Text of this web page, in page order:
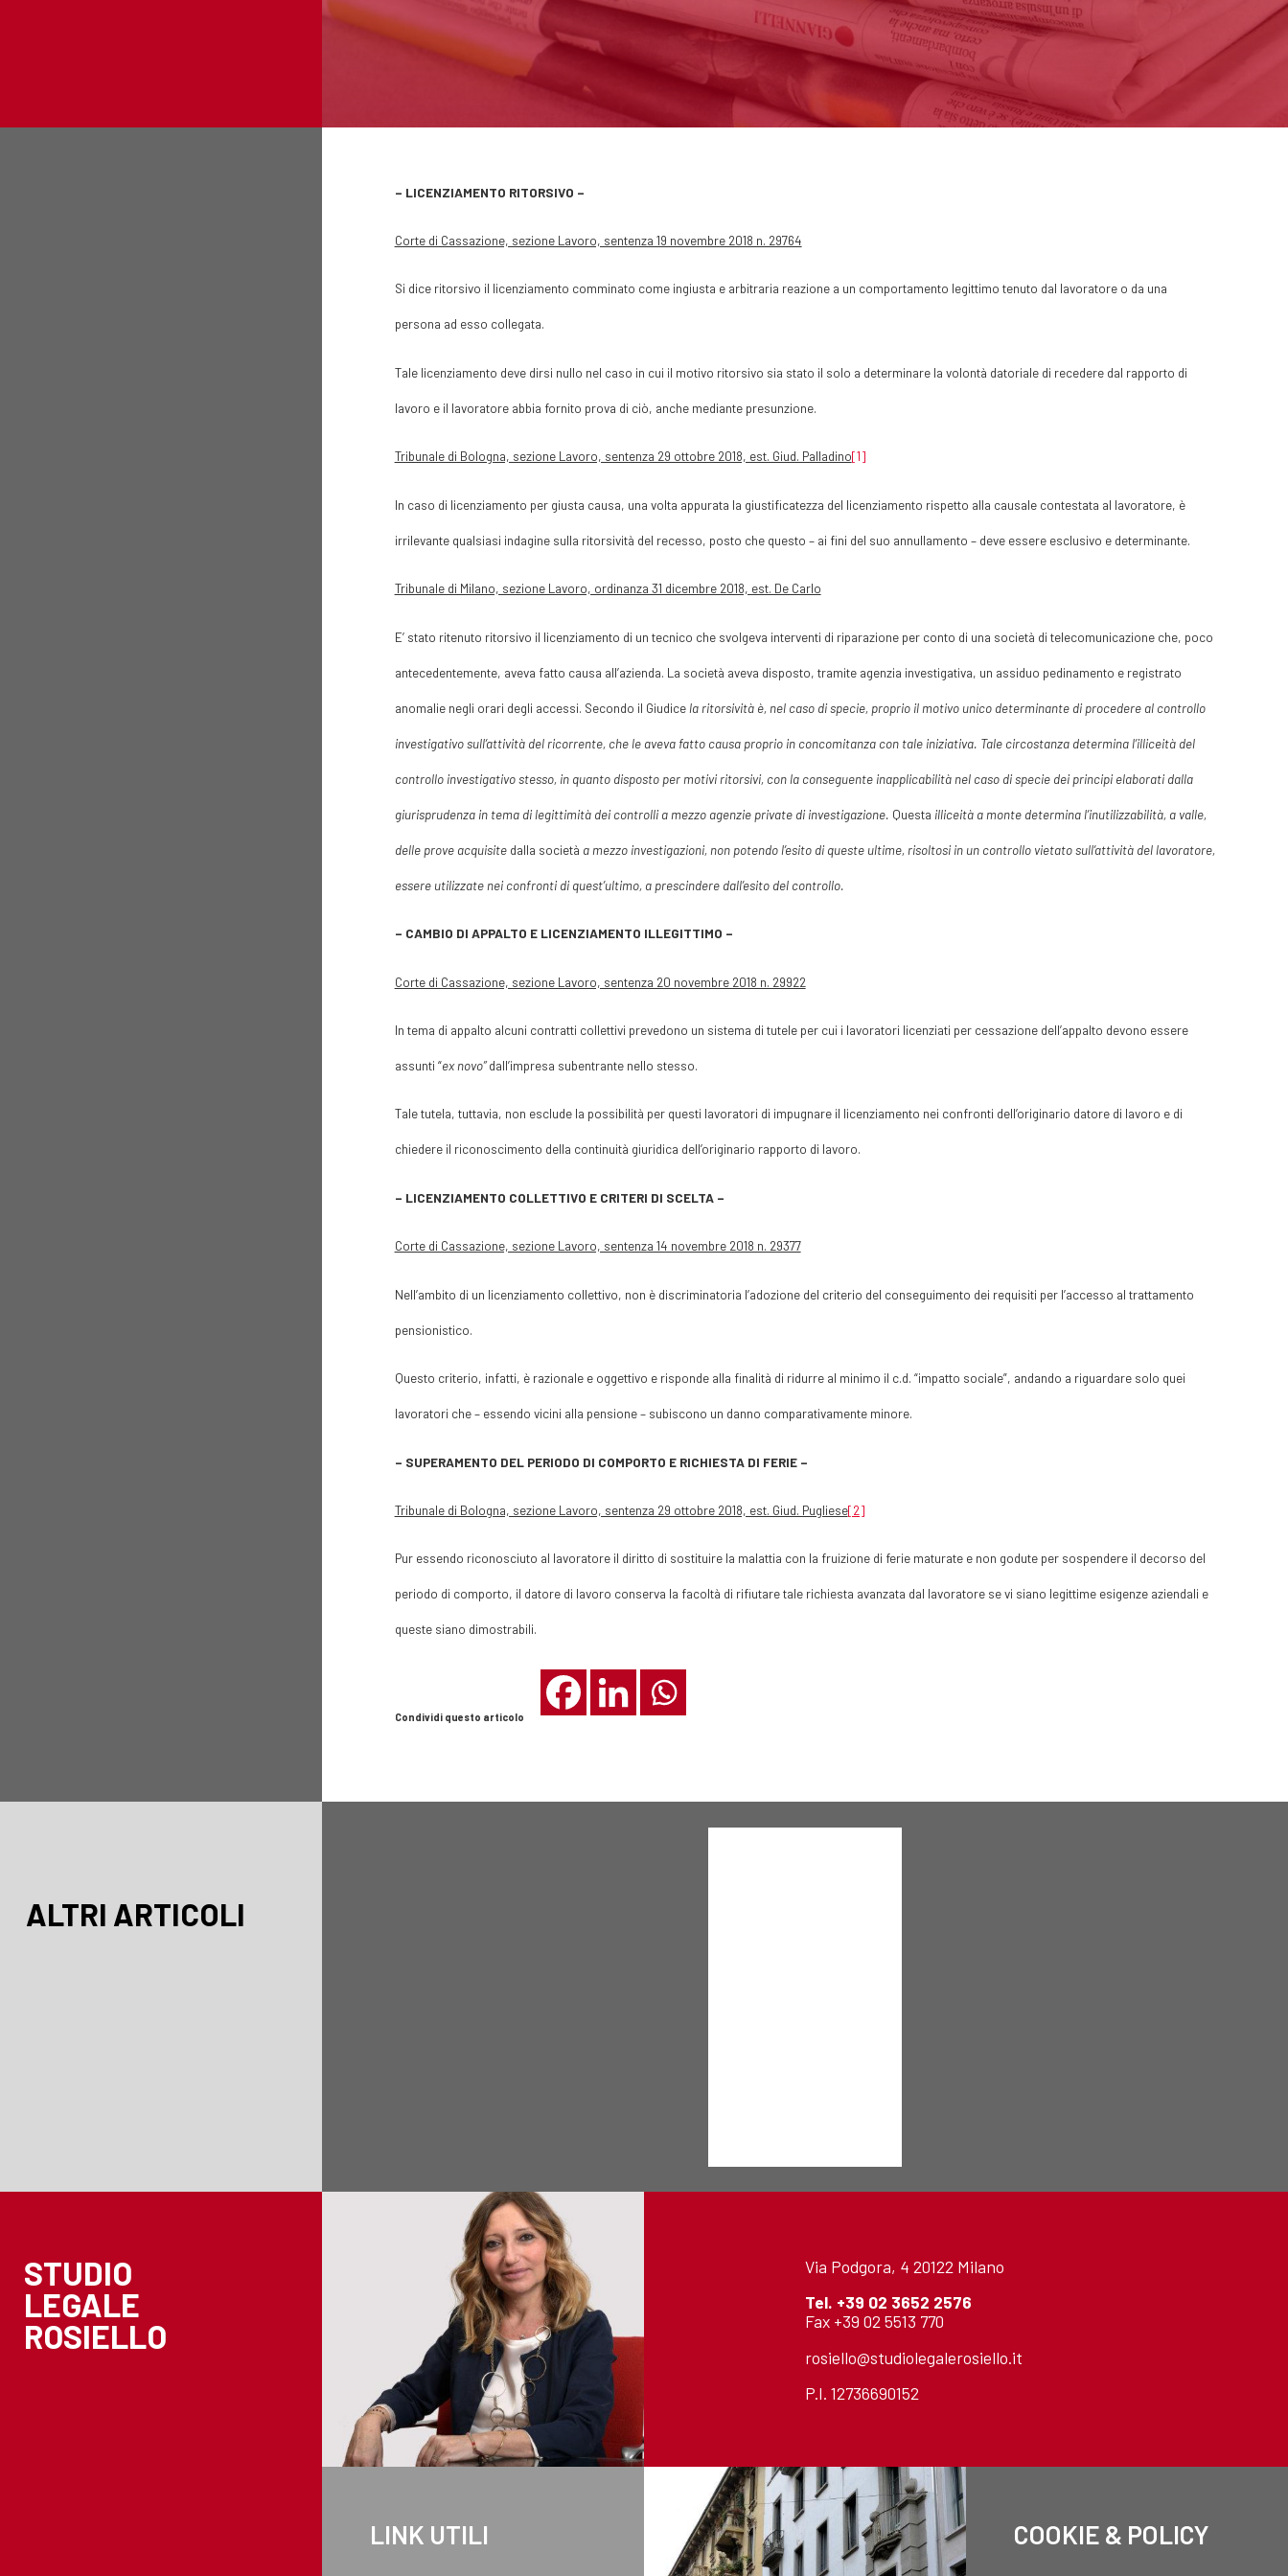
– LICENZIAMENTO RITORSIVO –
Corte di Cassazione, sezione Lavoro, sentenza 19 novembre 2018 n. 29764
Si dice ritorsivo il licenziamento comminato come ingiusta e arbitraria reazione a un comportamento legittimo tenuto dal lavoratore o da una
persona ad esso collegata.
Tale licenziamento deve dirsi nullo nel caso in cui il motivo ritorsivo sia stato il solo a determinare la volontà datoriale di recedere dal rapporto di
lavoro e il lavoratore abbia fornito prova di ciò, anche mediante presunzione.
Tribunale di Bologna, sezione Lavoro, sentenza 29 ottobre 2018, est. Giud. Palladino[1]
In caso di licenziamento per giusta causa, una volta appurata la giustificatezza del licenziamento rispetto alla causale contestata al lavoratore, è
irrilevante qualsiasi indagine sulla ritorsività del recesso, posto che questo – ai fini del suo annullamento – deve essere esclusivo e determinante.
Tribunale di Milano, sezione Lavoro, ordinanza 31 dicembre 2018, est. De Carlo
E’ stato ritenuto ritorsivo il licenziamento di un tecnico che svolgeva interventi di riparazione per conto di una società di telecomunicazione che, poco
antecedentemente, aveva fatto causa all’azienda. La società aveva disposto, tramite agenzia investigativa, un assiduo pedinamento e registrato
anomalie negli orari degli accessi. Secondo il Giudice la ritorsività è, nel caso di specie, proprio il motivo unico determinante di procedere al controllo
investigativo sull’attività del ricorrente, che le aveva fatto causa proprio in concomitanza con tale iniziativa. Tale circostanza determina l’illiceità del
controllo investigativo stesso, in quanto disposto per motivi ritorsivi, con la conseguente inapplicabilità nel caso di specie dei principi elaborati dalla
giurisprudenza in tema di legittimità dei controlli a mezzo agenzie private di investigazione. Questa illiceità a monte determina l’inutilizzabilità, a valle,
delle prove acquisite dalla società a mezzo investigazioni, non potendo l’esito di queste ultime, risoltosi in un controllo vietato sull’attività del lavoratore,
essere utilizzate nei confronti di quest’ultimo, a prescindere dall’esito del controllo.
– CAMBIO DI APPALTO E LICENZIAMENTO ILLEGITTIMO –
Corte di Cassazione, sezione Lavoro, sentenza 20 novembre 2018 n. 29922
In tema di appalto alcuni contratti collettivi prevedono un sistema di tutele per cui i lavoratori licenziati per cessazione dell’appalto devono essere
assunti “ex novo”dall’impresa subentrante nello stesso.
Tale tutela, tuttavia, non esclude la possibilità per questi lavoratori di impugnare il licenziamento nei confronti dell’originario datore di lavoro e di
chiedere il riconoscimento della continuità giuridica dell’originario rapporto di lavoro.
– LICENZIAMENTO COLLETTIVO E CRITERI DI SCELTA –
Corte di Cassazione, sezione Lavoro, sentenza 14 novembre 2018 n. 29377
Nell’ambito di un licenziamento collettivo, non è discriminatoria l’adozione del criterio del conseguimento dei requisiti per l’accesso al trattamento
pensionistico.
Questo criterio, infatti, è razionale e oggettivo e risponde alla finalità di ridurre al minimo il c.d. “impatto sociale”, andando a riguardare solo quei
lavoratori che – essendo vicini alla pensione – subiscono un danno comparativamente minore.
– SUPERAMENTO DEL PERIODO DI COMPORTO E RICHIESTA DI FERIE –
Tribunale di Bologna, sezione Lavoro, sentenza 29 ottobre 2018, est. Giud. Pugliese[2]
Pur essendo riconosciuto al lavoratore il diritto di sostituire la malattia con la fruizione di ferie maturate e non godute per sospendere il decorso del
periodo di comporto, il datore di lavoro conserva la facoltà di rifiutare tale richiesta avanzata dal lavoratore se vi siano legittime esigenze aziendali e
queste siano dimostrabili.
Condividi questo articolo
ALTRI ARTICOLI
STUDIO
LEGALE
ROSIELLO
Via Podgora, 4 20122 Milano
Tel. +39 02 3652 2576
Fax +39 02 5513 770
rosiello@studiolegalerosiello.it
P.I. 12736690152
LINK UTILI COOKIE & POLICY